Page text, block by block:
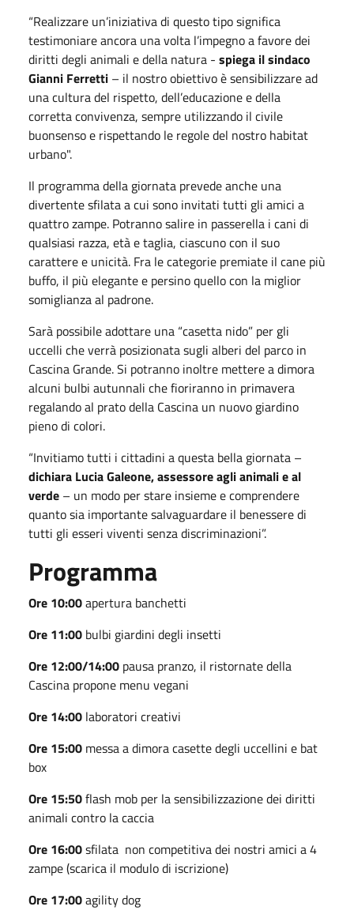
“Realizzare un’iniziativa di questo tipo significa
testimoniare ancora una volta l’impegno a favore dei
diritti degli animali e della natura - spiega il sindaco
Gianni Ferretti – il nostro obiettivo è sensibilizzare ad
una cultura del rispetto, dell’educazione e della
corretta convivenza, sempre utilizzando il civile
buonsenso e rispettando le regole del nostro habitat
urbano".
Il programma della giornata prevede anche una
divertente sfilata a cui sono invitati tutti gli amici a
quattro zampe. Potranno salire in passerella i cani di
qualsiasi razza, età e taglia, ciascuno con il suo
carattere e unicità. Fra le categorie premiate il cane più
buffo, il più elegante e persino quello con la miglior
somiglianza al padrone.
Sarà possibile adottare una “casetta nido” per gli
uccelli che verrà posizionata sugli alberi del parco in
Cascina Grande. Si potranno inoltre mettere a dimora
alcuni bulbi autunnali che fioriranno in primavera
regalando al prato della Cascina un nuovo giardino
pieno di colori.
“Invitiamo tutti i cittadini a questa bella giornata –
dichiara Lucia Galeone, assessore agli animali e al
verde – un modo per stare insieme e comprendere
quanto sia importante salvaguardare il benessere di
tutti gli esseri viventi senza discriminazioni”.
Programma
Ore 10:00apertura banchetti
Ore 11:00 bulbi giardini degli insetti
Ore 12:00/14:00 pausa pranzo, il ristornate della
Cascina propone menu vegani
Ore 14:00 laboratori creativi
Ore 15:00 messa a dimora casette degli uccellini e bat
box
Ore 15:50flash mob per la sensibilizzazione dei diritti
animali contro la caccia
Ore 16:00sfilata non competitiva dei nostri amici a 4
zampe (scarica il modulo di iscrizione)
Ore 17:00agility dog